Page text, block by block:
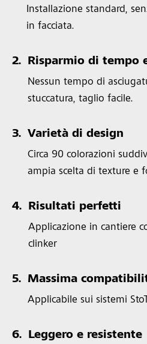
Installazione standard,
in facciata.
2. Risparmio di tempo
Nessun tempo di
stuccatura, taglio facile.
3. Varietà di design
Circa 90 colorazioni
ampia scelta di texture e
4. Risultati perfetti
Applicazione in cantiere
clinker
5. Massima
Applicabile sui sistemi
6. Leggero e resistente